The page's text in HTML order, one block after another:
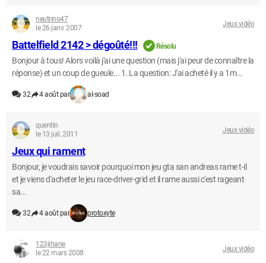
neutrino47
le 26 janv. 2007
Jeux vidéo
Battelfield 2142 > dégoûté!!! Résolu
Bonjour à tous! Alors voilà j'ai une question (mais j'ai peur de connaître la
réponse) et un coup de gueule... 1. La question: J'ai acheté il y a 1m...
32 4 août par al-soad
quentin
le 13 juil. 2011
Jeux vidéo
Jeux qui rament
Bonjour, je voudrais savoir pourquoi mon jeu gta san andreas rame t-il
et je viens d'acheter le jeu race-driver-grid et il rame aussi c'est rageant
sa...
32 4 août par protoxyte
123jihane
le 22 mars 2008
Jeux vidéo